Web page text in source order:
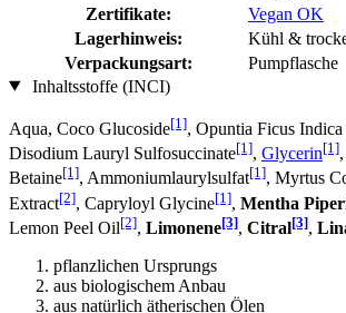
Zertifikate:
Vegan OK
Lagerhinweis:
Kühl &
Verpackungsart:
Pumpflasche
Inhaltsstoffe (INCI)
Aqua, Coco Glucoside[1], Opuntia Ficus
Disodium Lauryl Sulfosuccinate[1], Glycerin[1]
Betaine[1], Ammoniumlaurylsulfat[1], Myrtus
Extract[2], Capryloyl Glycine[1], Mentha
Lemon Peel Oil[2], Limonene[3], Citral[3],
pflanzlichen Ursprungs
aus biologischem Anbau
aus natürlich ätherischen Ölen